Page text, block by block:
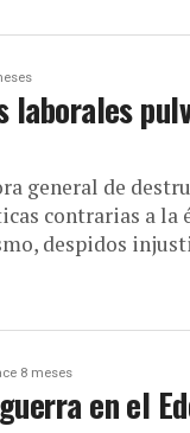
laborales
general de
contrarias a la
despidos
8 meses
en el